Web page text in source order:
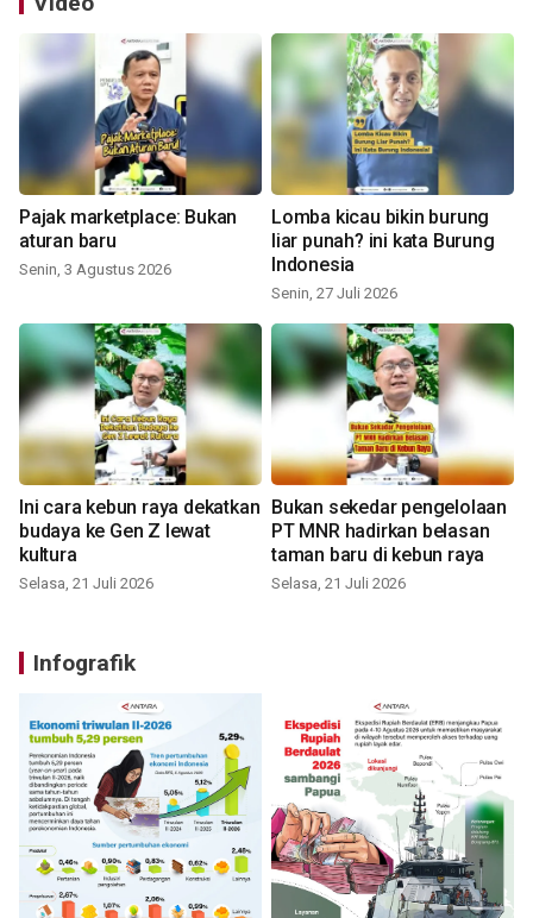
Pajak marketplace: Bukan
aturan baru
Senin, 3 Agustus 2026
Lomba kicau bikin burung
liar punah? ini kata Burung
Indonesia
Senin, 27 Juli 2026
Ini cara kebun raya dekatkan
budaya ke Gen Z lewat
kultura
Selasa, 21 Juli 2026
Bukan sekedar pengelolaan
PT MNR hadirkan belasan
taman baru di kebun raya
Selasa, 21 Juli 2026
Infografik